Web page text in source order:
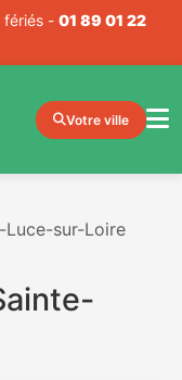
fériés - 01 89 01 22
Votre ville
Luce-sur-Loire